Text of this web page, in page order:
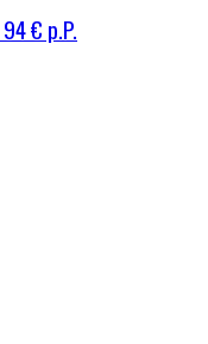
€ p.P.